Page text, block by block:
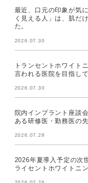
最近、口元の印象が気
く見える人」は、肌だ
た。
2026.07.30
トランセントホワイト
言われる医院を目指して
2026.07.30
院内インプラント座談
ある研修医・勤務医の
2026.07.28
2026年夏導入予定の次
ライセントホワイトニ